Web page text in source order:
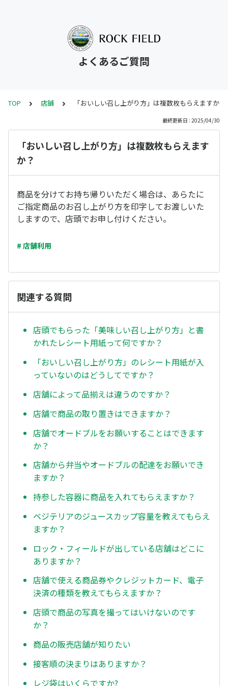
よくあるご質問
TOP 店舗 「おいしい召し上がり方」は複数枚もらえますか？
最終更新日 : 2025/04/30
「おいしい召し上がり方」は複数枚もらえます
か？
商品を分けてお持ち帰りいただく場合は、あらたに
ご指定商品のお召し上がり方を印字してお渡しいた
しますので、店頭でお申し付けください。
# 店舗利用
関連する質問
店頭でもらった「美味しい召し上がり方」と書
かれたレシート用紙って何ですか？
「おいしい召し上がり方」のレシート用紙が入
っていないのはどうしてですか？
店舗によって品揃えは違うのですか？
店舗で商品の取り置きはできますか？
店舗でオードブルをお願いすることはできます
か？
店舗から弁当やオードブルの配達をお願いでき
ますか？
持参した容器に商品を入れてもらえますか？
ベジテリアのジュースカップ容量を教えてもらえ
ますか？
ロック・フィールドが出している店舗はどこに
ありますか？
店舗で使える商品券やクレジットカード、電子
決済の種類を教えてもらえますか？
店頭で商品の写真を撮ってはいけないのです
か？
商品の販売店舗が知りたい
接客順の決まりはありますか？
レジ袋はいくらですか?